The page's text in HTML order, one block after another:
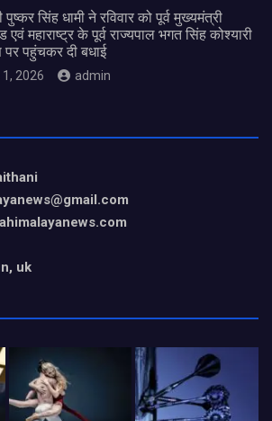
सिंह धामी ने रविवार को पूर्व मुख्यमंत्री
एवं महाराष्ट्र के पूर्व राज्यपाल भगत सिंह कोश्यारी
पहुंचकर दी बधाई
2026 admin
uk